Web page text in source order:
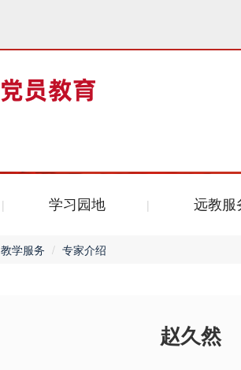
学习园地 远教服
教学服务 专家介绍
赵久然